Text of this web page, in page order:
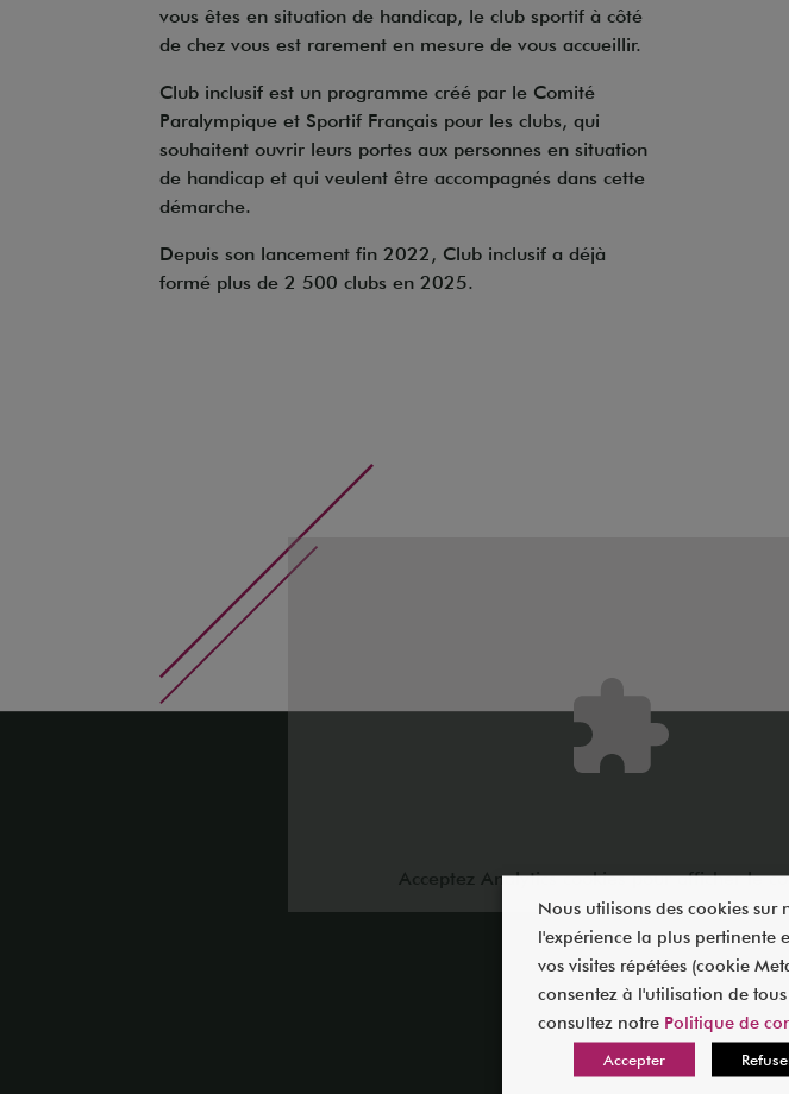
vous êtes en situation de handicap, le club sportif à côté
de chez vous est rarement en mesure de vous accueillir.
Club inclusif est un programme créé par le Comité
Paralympique et Sportif Français pour les clubs, qui
souhaitent ouvrir leurs portes aux personnes en situation
de handicap et qui veulent être accompagnés dans cette
démarche.
Depuis son lancement fin 2022, Club inclusif a déjà
formé plus de 2 500 clubs en 2025.
AcceptezAnalyticscookies pour afficher le
Nous utilisons des cookies sur
l'expérience la plus pertinente
vos visites répétées (cookie
consentez à l'utilisation de
consultez notre Politique de
Accepter